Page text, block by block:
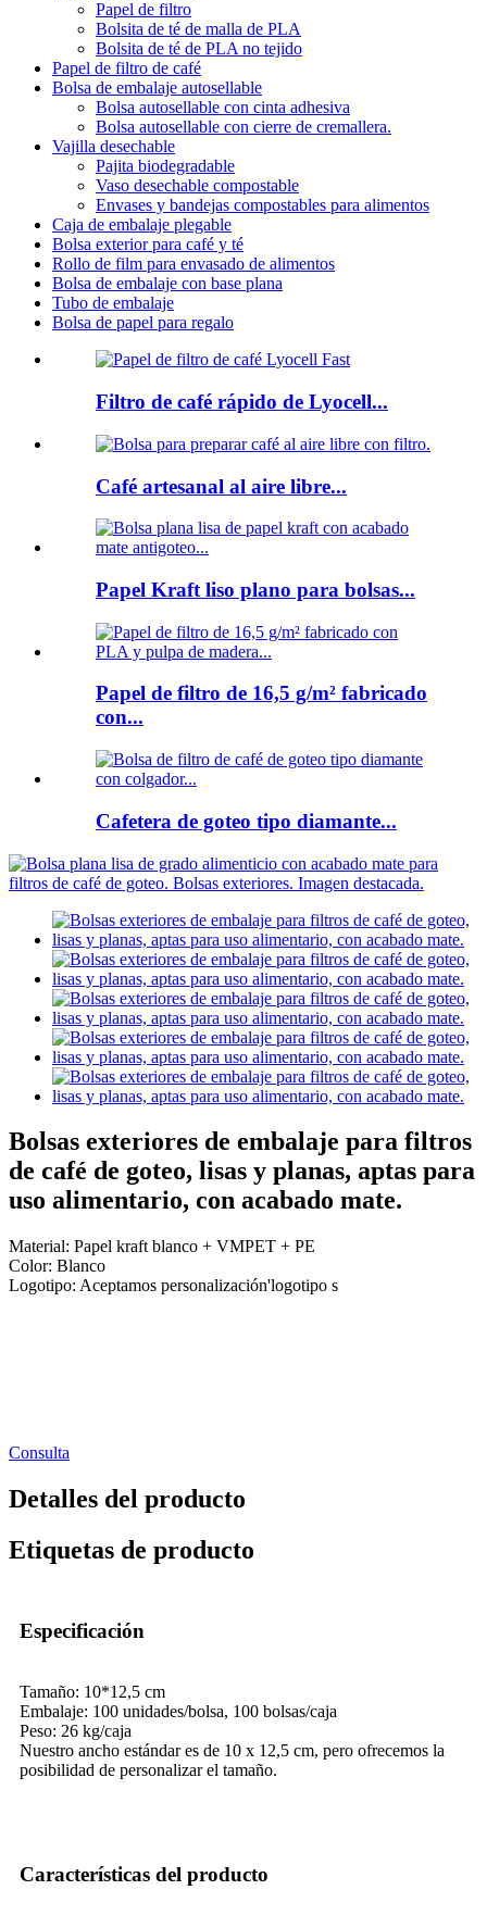
Papel de filtro
Bolsita de té de malla de PLA
Bolsita de té de PLA no tejido
Papel de filtro de café
Bolsa de embalaje autosellable
Bolsa autosellable con cinta adhesiva
Bolsa autosellable con cierre de cremallera.
Vajilla desechable
Pajita biodegradable
Vaso desechable compostable
Envases y bandejas compostables para alimentos
Caja de embalaje plegable
Bolsa exterior para café y té
Rollo de film para envasado de alimentos
Bolsa de embalaje con base plana
Tubo de embalaje
Bolsa de papel para regalo
Filtro de café rápido de Lyocell...
Café artesanal al aire libre...
Papel Kraft liso plano para bolsas...
Papel de filtro de 16,5 g/m² fabricado
con...
Cafetera de goteo tipo diamante...
Bolsas exteriores de embalaje para filtros
de café de goteo, lisas y planas, aptas para
uso alimentario, con acabado mate.
Material: Papel kraft blanco + VMPET + PE
Color: Blanco
Logotipo: Aceptamos personalización'logotipo s
Consulta
Detalles del producto
Etiquetas de producto
Especificación
Tamaño: 10*12,5 cm
Embalaje: 100 unidades/bolsa, 100 bolsas/caja
Peso: 26 kg/caja
Nuestro ancho estándar es de 10 x 12,5 cm, pero ofrecemos la
posibilidad de personalizar el tamaño.
Características del producto